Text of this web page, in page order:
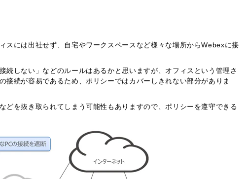
スには出社せず、自宅やワークスペースなど様々な場所からWebexに接
続しない」などのルールはあるかと思いますが、オフィスという管理さ
接続が容易であるため、ポリシーではカバーしきれない部分がありま
どを抜き取られてしまう可能性もありますので、ポリシーを遵守できる